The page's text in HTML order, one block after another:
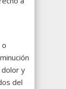
o
dolor y
del